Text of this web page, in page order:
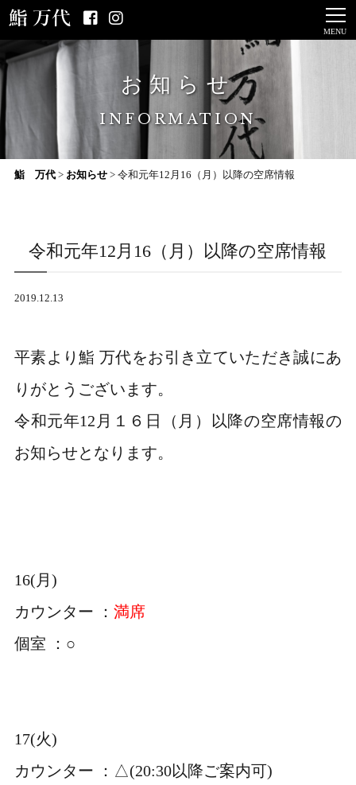
MENU
お知らせ
INFORMATION
鮨 万代> お知らせ> 令和元年12月16（月）以降の空席情報
令和元年12月16（月）以降の空席情報
2019.12.13
平素より鮨 万代をお引き立ていただき誠にあ
りがとうございます。
令和元年12月１６日（月）以降の空席情報の
お知らせとなります。
16(月)
カウンター ： 満席
個室 ：○
17(火)
カウンター ：△(20:30以降ご案内可)